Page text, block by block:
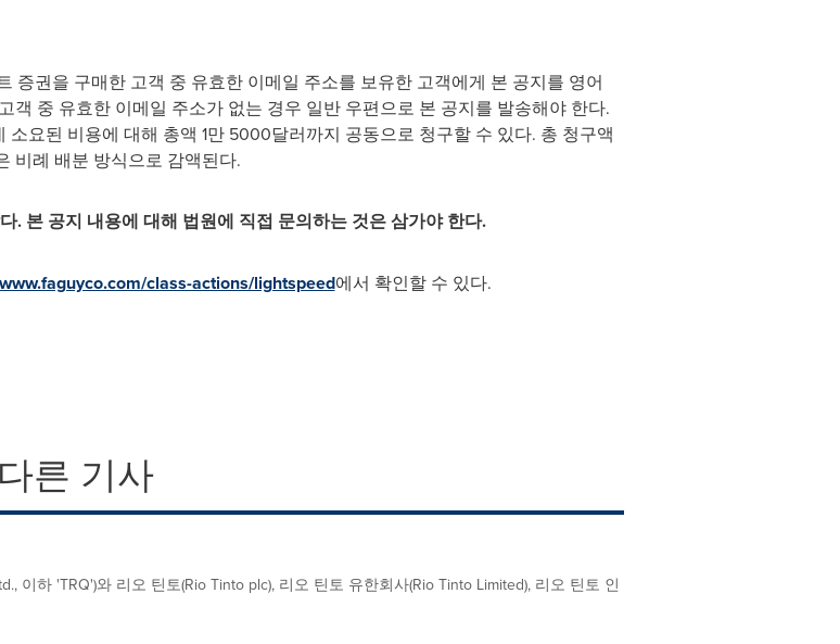
증권을 구매한 고객 중 유효한 이메일 주소를 보유한 고객에게 본 공지를 영어
객 중 유효한 이메일 주소가 없는 경우 일반 우편으로 본 공지를 발송해야 한다.
요된 비용에 대해 총액 1만 5000달러까지 공동으로 청구할 수 있다. 총 청구액
비례 배분 방식으로 감액된다.
. 본 공지 내용에 대해 법원에 직접 문의하는 것은 삼가야 한다.
class-actions/lightspeed에서 확인할 수 있다.
른 기사
이하 'TRQ')와 리오 틴토(Rio Tinto plc), 리오 틴토 유한회사(Rio Tinto Limited), 리오 틴토 인